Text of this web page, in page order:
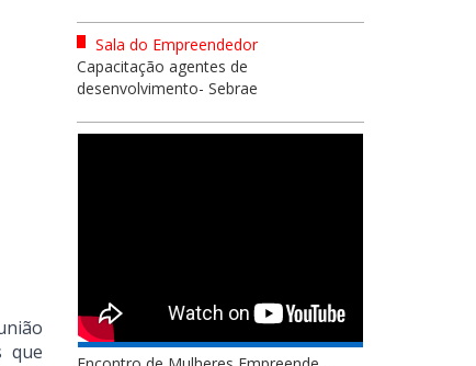
que
Sala do Empreendedor
Capacitação agentes de
desenvolvimento- Sebrae